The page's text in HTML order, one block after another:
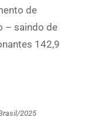
de
– saindo de
142,9
2025